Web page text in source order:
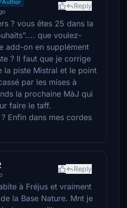
Author
Reply
? vous êtes 25 dans la
que voulez-
add-on en supplément
? Il faut que je corrige
la piste Mistral et le point
par les mises à
la prochaine MàJ qui
faire le taff.
Enfin dans mes cordes
Reply
à Fréjus et vraiment
la Base Nature. Mnt je